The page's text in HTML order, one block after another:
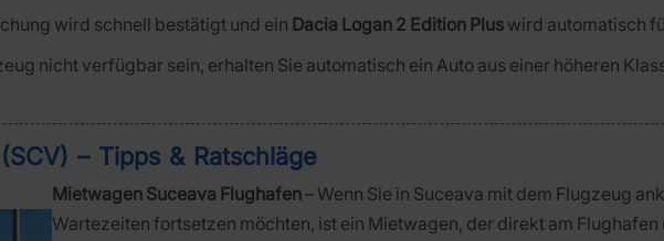
wird schnell bestätigt und ein Dacia Logan 2 Edition Plus wird automatisch
nicht verfügbar sein, erhalten Sie automatisch ein Auto aus einer höheren
– Tipps & Ratschläge
Mietwagen Suceava Flughafen– Wenn Sie in Suceava mit dem Flugzeug
Wartezeiten fortsetzen möchten, ist ein Mietwagen, der direkt am